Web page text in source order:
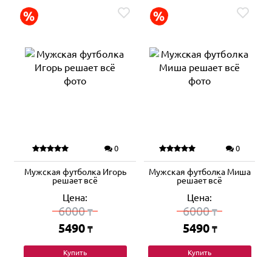
0
Мужская футболка Игорь
решает всё
Цена:
6000₸
5490 ₸
Купить
0
Мужская футболка Миша
решает всё
Цена:
6000₸
5490 ₸
Купить